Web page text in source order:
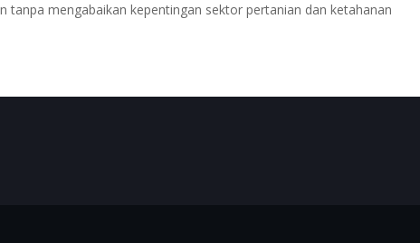
mengabaikan kepentingan sektor pertanian dan ketahanan